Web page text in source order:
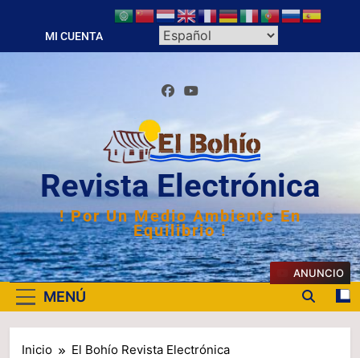
contenido
MI CUENTA
Revista Electrónica
! Por Un Medio Ambiente En
Equilibrio !
MENÚ
ANUNCIO
Inicio El Bohío Revista Electrónica